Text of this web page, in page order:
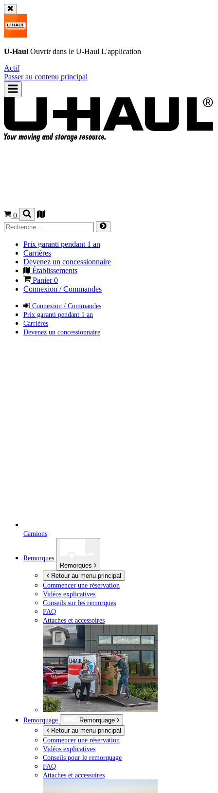
U-Haul Ouvrir dans le U-Haul L'application
Actif
Passer au contenu principal
0
Prix garanti pendant 1 an
Carrières
Devenez un concessionnaire
Établissements
Panier0
Connexion / Commandes
Connexion / Commandes
Prix garanti pendant 1 an
Carrières
Devenez un concessionnaire
Camions
Remorques
Remorques
Retour au menu principal
Commencer une réservation
Vidéos explicatives
Conseils sur les remorques
FAQ
Attaches et accessoires
Remorquage
Remorquage
Retour au menu principal
Commencer une réservation
Vidéos explicatives
Conseils pour le remorquage
FAQ
Attaches et accessoires